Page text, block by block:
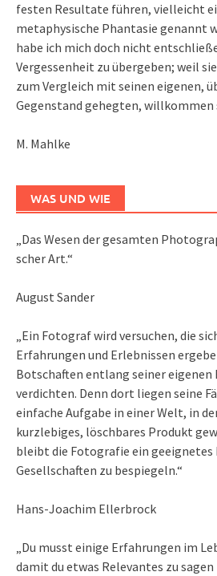
festen Resultate führen, vielleicht
metaphysische Phantasie genannt
habe ich mich doch nicht
Vergessenheit zu übergeben; weil
zum Vergleich mit seinen eigenen,
Gegenstand gehegten, willkommen
M. Mahlke
WAS UND WIE
„Das We­sen der ge­sam­ten
scher Art.“
August Sander
„Ein Fotograf wird versuchen, die
Erfahrungen und Erlebnissen
Botschaften entlang seiner eigenen
verdichten. Denn dort liegen seine
einfache Aufgabe in einer Welt, in
kurzlebiges, löschbares Produkt
bleibt die Fotografie ein
Gesellschaften zu bespiegeln.“
Hans-Joachim Ellerbrock
„Du musst einige Erfahrungen im
damit du etwas Relevantes zu sagen